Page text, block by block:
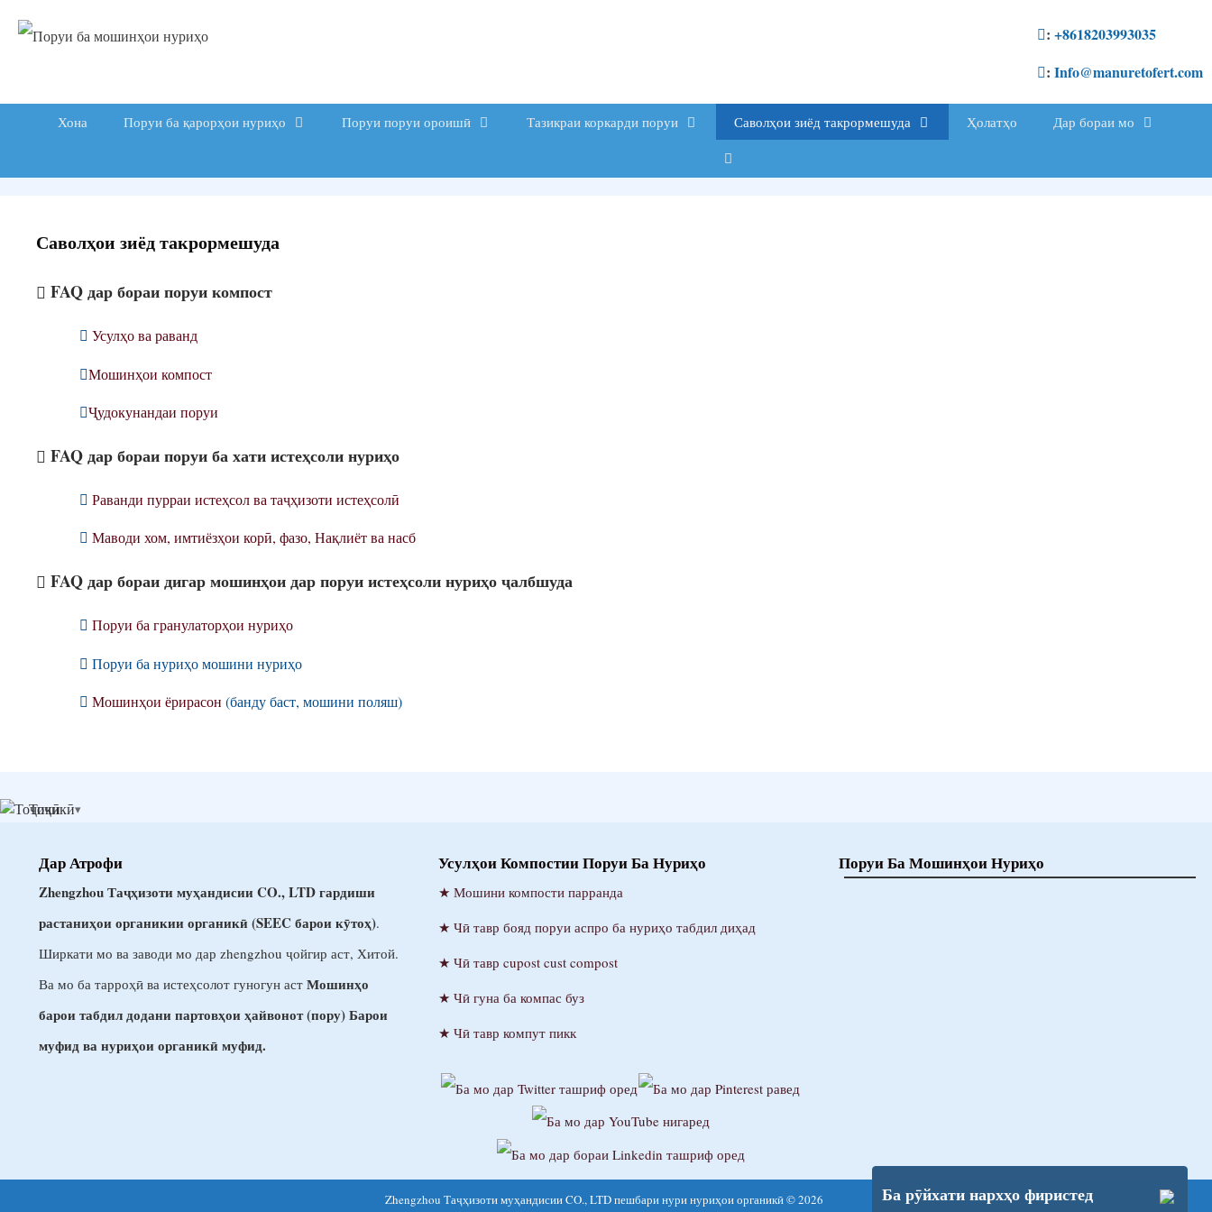
: +8618203993035
: Info@manuretofert.com
Хона Поруи ба қарорҳои нуриҳо Поруи поруи ороишӣ Тазикраи коркарди поруи Саволҳои зиёд такрормешуда Ҳолатҳо Дар бораи мо
Саволҳои зиёд такрормешуда
FAQ дар бораи поруи компост
Усулҳо ва раванд
Мошинҳои компост
Ҷудокунандаи поруи
FAQ дар бораи поруи ба хати истеҳсоли нуриҳо
Раванди пурраи истеҳсол ва таҷҳизоти истеҳсолӣ
Маводи хом, имтиёзҳои корӣ, фазо, Нақлиёт ва насб
FAQ дар бораи дигар мошинҳои дар поруи истеҳсоли нуриҳо ҷалбшуда
Поруи ба гранулаторҳои нуриҳо
Поруи ба нуриҳо мошини нуриҳо
Мошинҳои ёрирасон (банду баст, мошини поляш)
Тоҷикӣ
Дар Атрофи
Zhengzhou Таҷҳизоти муҳандисии CO., LTD гардиши
растаниҳои органикии органикӣ (SEEC барои кӯтоҳ).
Ширкати мо ва заводи мо дар zhengzhou ҷойгир аст, Хитой.
Ва мо ба тарроҳӣ ва истеҳсолот гуногун аст Мошинҳо
барои табдил додани партовҳои ҳайвонот (пору) Барои
муфид ва нуриҳои органикӣ муфид.
Усулҳои Компостии Поруи Ба Нуриҳо
Мошини компости парранда
Чӣ тавр бояд поруи аспро ба нуриҳо табдил диҳад
Чӣ тавр cupost cust compost
Чӣ гуна ба компас буз
Чӣ тавр компут пикк
Поруи Ба Мошинҳои Нуриҳо
Zhengzhou Таҷҳизоти муҳандисии CO., LTD пешбари нури нуриҳои органикӣ © 2026 Ба рӯйхати нархҳо фиристед